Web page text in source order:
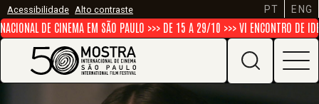
Acessibilidade Alto contraste PT ENG
DE CINEMA EM SÃO PAULO >>> DE 15 A 29/10 >>> VI ENCONTRO DE